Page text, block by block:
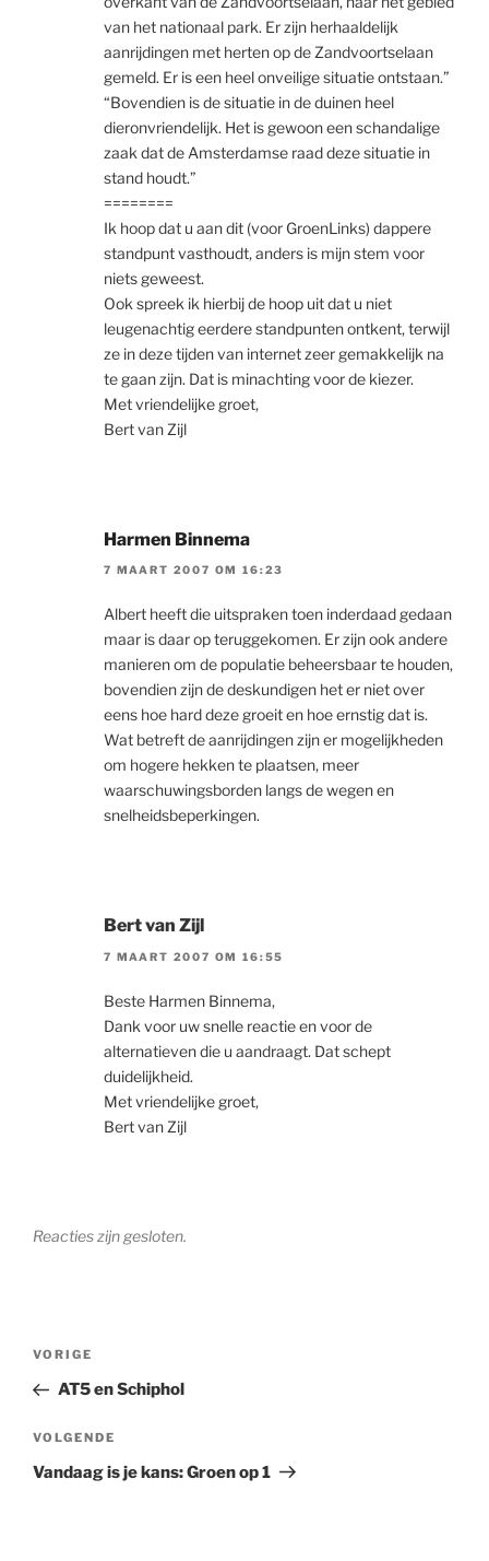
van het nationaal park. Er zijn herhaaldelijk
aanrijdingen met herten op de Zandvoortselaan
gemeld. Er is een heel onveilige situatie ontstaan.”
“Bovendien is de situatie in de duinen heel
dieronvriendelijk. Het is gewoon een schandalige
zaak dat de Amsterdamse raad deze situatie in
stand houdt.”
========
Ik hoop dat u aan dit (voor GroenLinks) dappere
standpunt vasthoudt, anders is mijn stem voor
niets geweest.
Ook spreek ik hierbij de hoop uit dat u niet
leugenachtig eerdere standpunten ontkent, terwijl
ze in deze tijden van internet zeer gemakkelijk na
te gaan zijn. Dat is minachting voor de kiezer.
Met vriendelijke groet,
Bert van Zijl
Harmen Binnema
7 MAART 2007 OM 16:23
Albert heeft die uitspraken toen inderdaad gedaan
maar is daar op teruggekomen. Er zijn ook andere
manieren om de populatie beheersbaar te houden,
bovendien zijn de deskundigen het er niet over
eens hoe hard deze groeit en hoe ernstig dat is.
Wat betreft de aanrijdingen zijn er mogelijkheden
om hogere hekken te plaatsen, meer
waarschuwingsborden langs de wegen en
snelheidsbeperkingen.
Bert van Zijl
7 MAART 2007 OM 16:55
Beste Harmen Binnema,
Dank voor uw snelle reactie en voor de
alternatieven die u aandraagt. Dat schept
duidelijkheid.
Met vriendelijke groet,
Bert van Zijl
Reacties zijn gesloten.
Bericht
Vorig
bericht
VORIGE
AT5 en Schiphol
Volgend
bericht
VOLGENDE
Vandaag is je kans: Groen op 1